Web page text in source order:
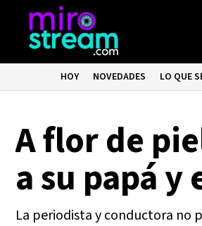
HOY NOVEDADES LO QUE
A flor de
a su papá
La periodista y conductora no